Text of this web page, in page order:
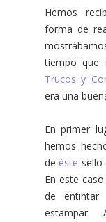
Hemos
forma de
tiempo que
Trucos y
era una
En primer
hemos
de éste sello
En este
de entintar
estampar.